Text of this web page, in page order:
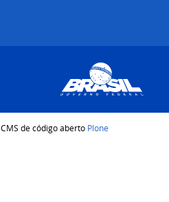
de código aberto Plone